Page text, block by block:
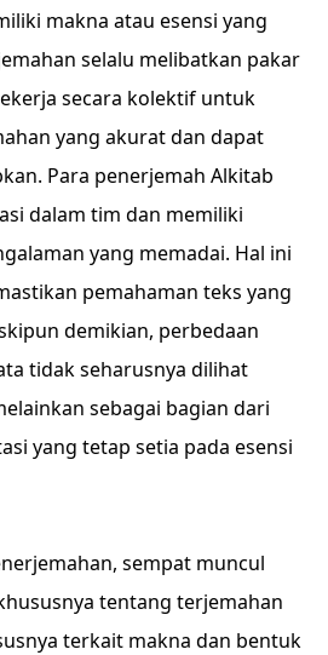
makna atau esensi yang
selalu melibatkan pakar
secara kolektif untuk
yang akurat dan dapat
Para penerjemah Alkitab
dalam tim dan memiliki
yang memadai. Hal ini
pemahaman teks yang
demikian, perbedaan
tidak seharusnya dilihat
sebagai bagian dari
yang tetap setia pada esensi
sempat muncul
tentang terjemahan
terkait makna dan bentuk